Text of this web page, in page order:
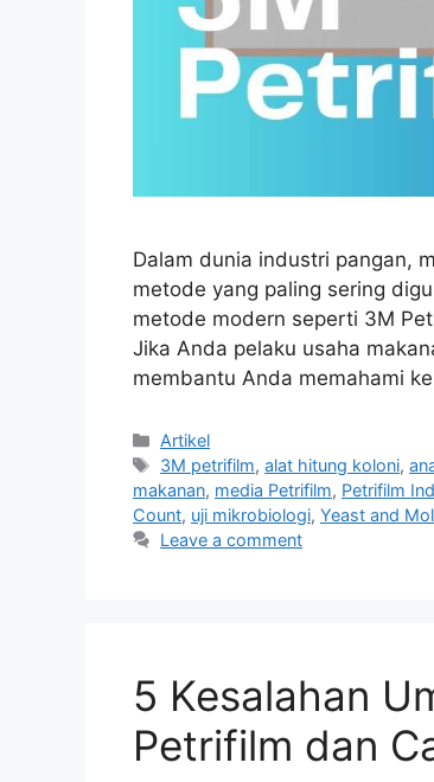
Dalam dunia industri pangan,
metode yang paling sering
metode modern seperti 3M
Jika Anda pelaku usaha
membantu Anda memahami
Categories
Artikel
Tags
3M petrifilm,alat hitung koloni,
makanan, media Petrifilm, Petrifilm
Count, uji mikrobiologi, Yeast and
Leave a comment
5 Kesalahan
Petrifilm dan